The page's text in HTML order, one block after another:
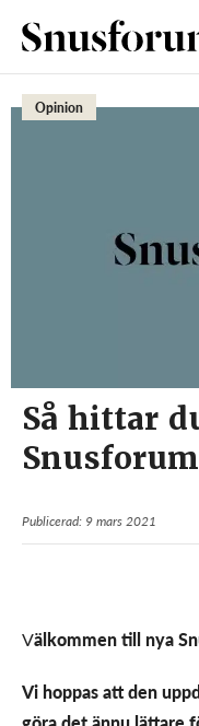
Opinion
Så hittar
Publicerad: 9 mars 2021
Välkommen till nya
Vi hoppas att den